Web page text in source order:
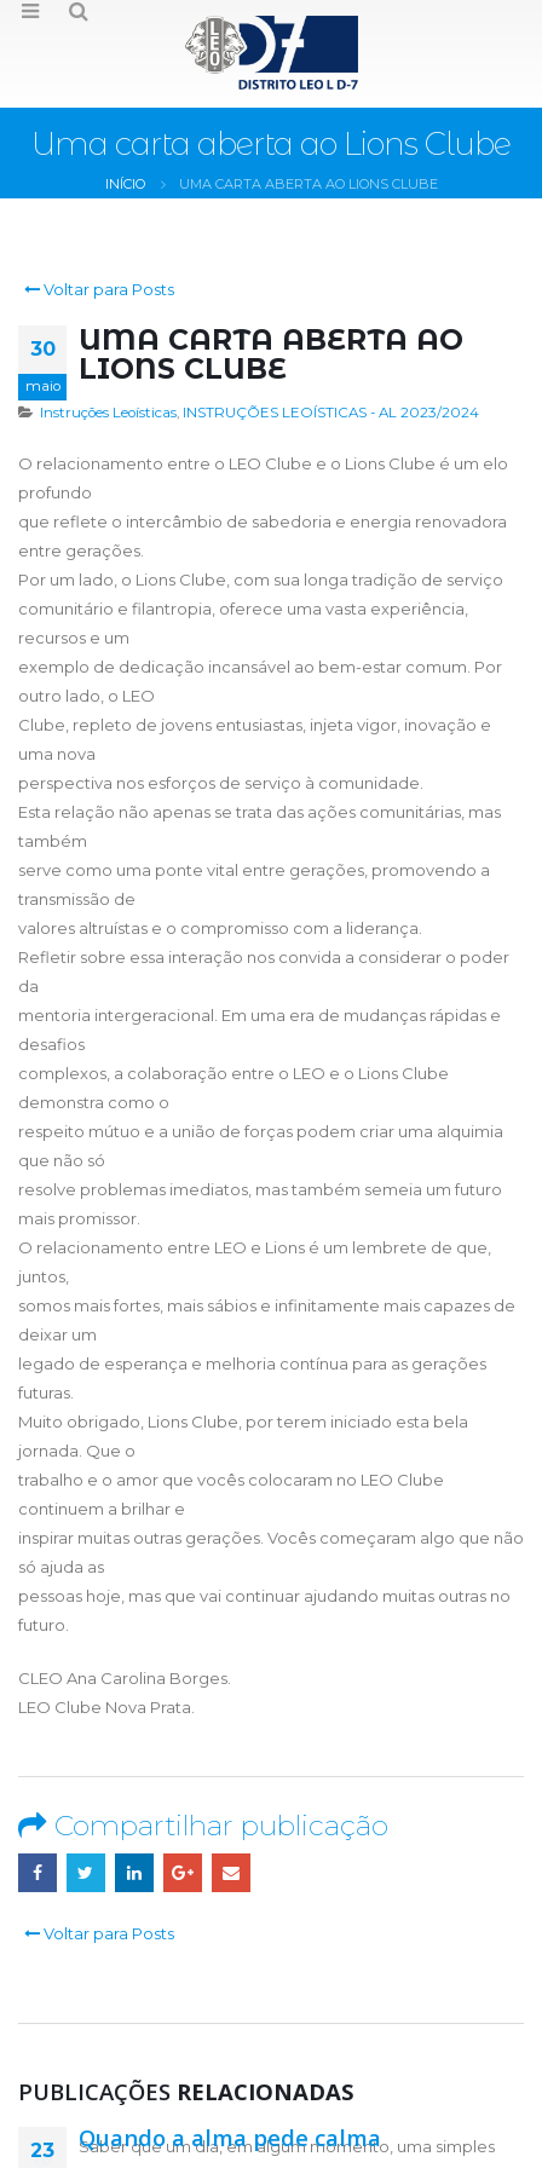
Uma carta aberta ao Lions Clube
INÍCIO UMA CARTA ABERTA AO LIONS CLUBE
Voltar para Posts
30
maio
UMA CARTA ABERTA AO
LIONS CLUBE
Instruções Leoísticas, INSTRUÇÕES LEOÍSTICAS - AL 2023/2024
O relacionamento entre o LEO Clube e o Lions Clube é um elo
profundo
que reflete o intercâmbio de sabedoria e energia renovadora
entre gerações.
Por um lado, o Lions Clube, com sua longa tradição de serviço
comunitário e filantropia, oferece uma vasta experiência,
recursos e um
exemplo de dedicação incansável ao bem-estar comum. Por
outro lado, o LEO
Clube, repleto de jovens entusiastas, injeta vigor, inovação e
uma nova
perspectiva nos esforços de serviço à comunidade.
Esta relação não apenas se trata das ações comunitárias, mas
também
serve como uma ponte vital entre gerações, promovendo a
transmissão de
valores altruístas e o compromisso com a liderança.
Refletir sobre essa interação nos convida a considerar o poder
da
mentoria intergeracional. Em uma era de mudanças rápidas e
desafios
complexos, a colaboração entre o LEO e o Lions Clube
demonstra como o
respeito mútuo e a união de forças podem criar uma alquimia
que não só
resolve problemas imediatos, mas também semeia um futuro
mais promissor.
O relacionamento entre LEO e Lions é um lembrete de que,
juntos,
somos mais fortes, mais sábios e infinitamente mais capazes de
deixar um
legado de esperança e melhoria contínua para as gerações
futuras.
Muito obrigado, Lions Clube, por terem iniciado esta bela
jornada. Que o
trabalho e o amor que vocês colocaram no LEO Clube
continuem a brilhar e
inspirar muitas outras gerações. Vocês começaram algo que não
só ajuda as
pessoas hoje, mas que vai continuar ajudando muitas outras no
futuro.
CLEO Ana Carolina Borges.
LEO Clube Nova Prata.
Compartilhar publicação
Voltar para Posts
PUBLICAÇÕES RELACIONADAS
23 Quando a alma pede calma
16
Saber que um dia, em algum momento, uma simples